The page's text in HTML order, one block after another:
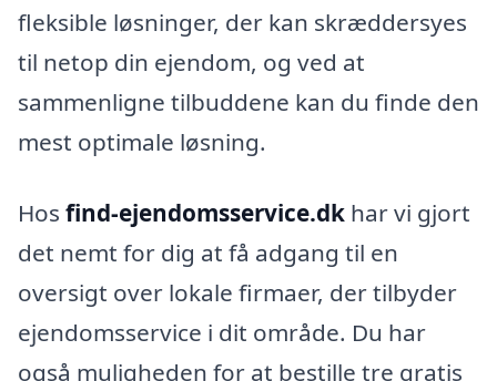
fleksible løsninger, der kan skræddersyes
til netop din ejendom, og ved at
sammenligne tilbuddene kan du finde den
mest optimale løsning.
Hos find-ejendomsservice.dk har vi gjort
det nemt for dig at få adgang til en
oversigt over lokale firmaer, der tilbyder
ejendomsservice i dit område. Du har
også muligheden for at bestille tre gratis